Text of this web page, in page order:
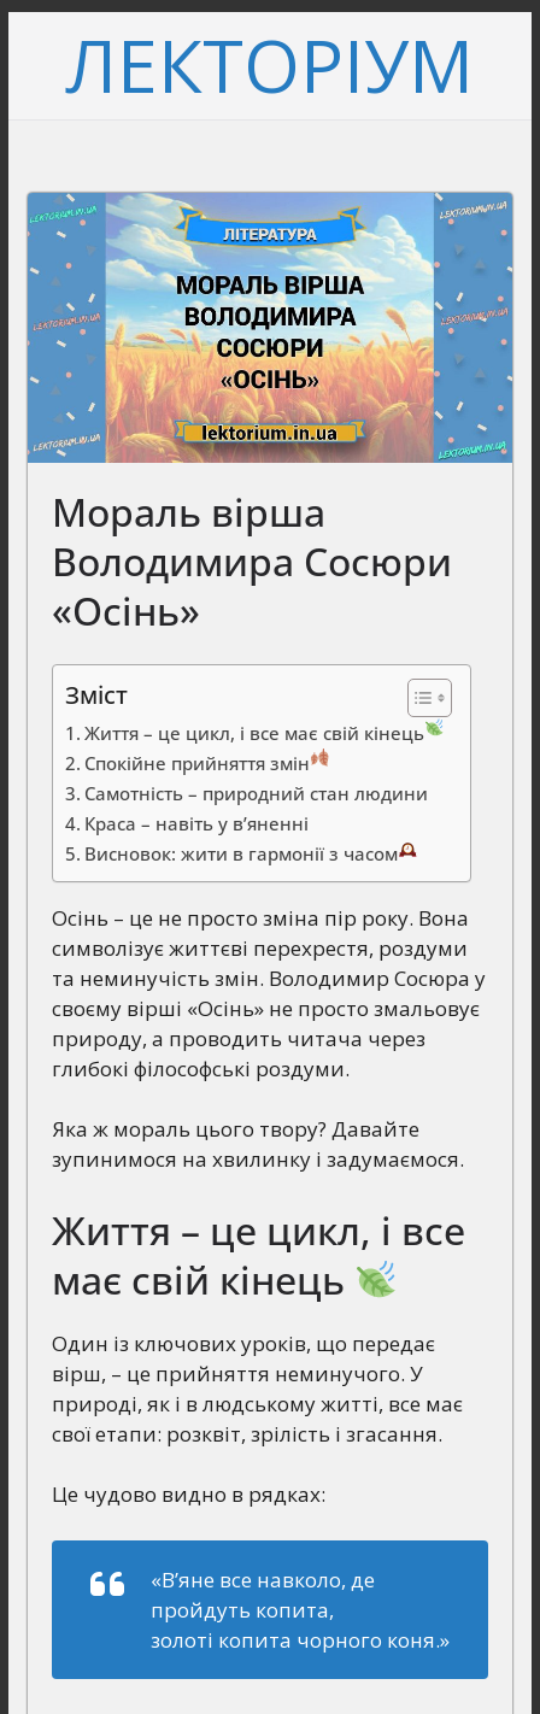
вмістуЛЕКТОРІУМ
Мораль вірша
Володимира Сосюри
«Осінь»
Зміст
Життя – це цикл, і все має свій кінець
Спокійне прийняття змін
Самотність – природний стан людини
Краса – навіть у в’яненні
Висновок: жити в гармонії з часом
Осінь – це не просто зміна пір року. Вона
символізує життєві перехрестя, роздуми
та неминучість змін. Володимир Сосюра у
своєму вірші «Осінь» не просто змальовує
природу, а проводить читача через
глибокі філософські роздуми.
Яка ж мораль цього твору? Давайте
зупинимося на хвилинку і задумаємося.
Життя – це цикл, і все
має свій кінець
Один із ключових уроків, що передає
вірш, – це прийняття неминучого. У
природі, як і в людському житті, все має
свої етапи: розквіт, зрілість і згасання.
Це чудово видно в рядках:
«В’яне все навколо, де
пройдуть копита,
золоті копита чорного коня.»